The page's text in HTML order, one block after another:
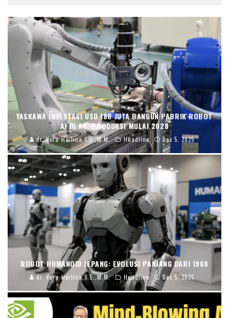
YASKAWA INVESTASI USD 180 JUTA BANGUN PABRIK ROBOT
AI DI AS, PRODUKSI MULAI 2028
dr. Vera Herlina,S.E.,M.M. Headline Dec 5, 2025
ROBOT HUMANOID JEPANG: EVOLUSI PANJANG DARI 1968
dr. Vera Herlina,S.E.,M.M. Headline Dec 5, 2025